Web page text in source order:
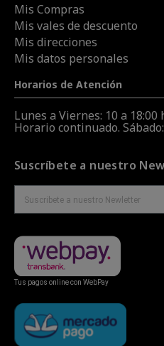
Mis Compras
Mis vales de descuento
Mis direcciones
Mis datos personales
Horarios de Atención
Lunes a Viernes: 10 a 18:00
Horario continuado.
Suscríbete a nuestro
Tus pagos online con WebPay